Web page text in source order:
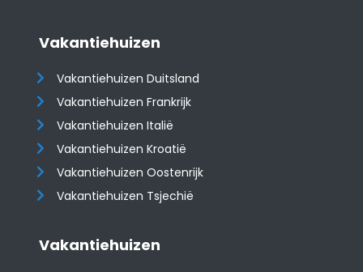
Vakantiehuizen
Vakantiehuizen Duitsland
Vakantiehuizen Frankrijk
Vakantiehuizen Italië
Vakantiehuizen Kroatië
​​​​​​​Vakantiehuizen Oostenrijk
Vakantiehuizen Tsjechië
Vakantiehuizen